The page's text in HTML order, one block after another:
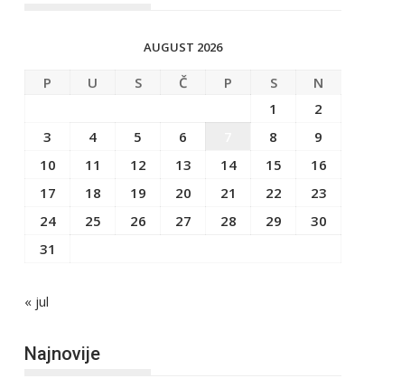
AUGUST 2026
P U S Č P S
N
1
2
3
4 5 6 8
9
10
11 12 13 14 15
16
17
18 19 20 21 22
23
24
25 26 27 28 29
30
31
« jul
Najnovije